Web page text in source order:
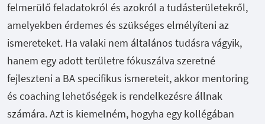
felmerülő feladatokról és azokról a tudásterületekről,
amelyekben érdemes és szükséges elmélyíteni az
ismereteket. Ha valaki nem általános tudásra vágyik,
hanem egy adott területre fókuszálva szeretné
fejleszteni a BA specifikus ismereteit, akkor mentoring
és coaching lehetőségek is rendelkezésre állnak
számára. Azt is kiemelném, hogyha egy kollégában